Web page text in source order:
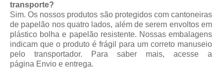
transporte?
Sim. Os nossos produtos são protegidos com cantoneiras
de papelão nos quatro lados, além de serem envoltos em
plástico bolha e papelão resistente. Nossas embalagens
indicam que o produto é frágil para um correto manuseio
pelo transportador. Para saber mais, acesse a
página Envio e entrega.